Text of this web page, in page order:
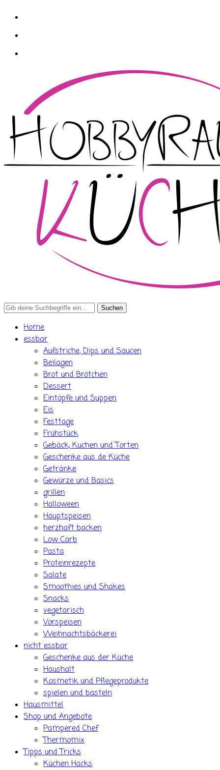
Search
Home
essbar
Aufstriche, Dips und Saucen
Beilagen
Brot und Brötchen
Dessert
Eintöpfe und Suppen
Eis
Festtage
Frühstück
Gebäck, Kuchen und Torten
Geschenke aus de Küche
Getränke
Gewürze und Basics
grillen
Halloween
Hauptspeisen
herzhaft backen
Low Carb
Pasta
Proteinrezepte
Salate
Smoothies und Shakes
Snacks
vegetarisch
Vorspeisen
Weihnachtsbäckerei
nicht essbar
Geschenke aus der Küche
Haushalt
Kosmetik und Pflegeprodukte
spielen und basteln
Hausmittel
Shop und Angebote
Pampered Chef
Thermomix
Tipps und Tricks
Küchen Hacks